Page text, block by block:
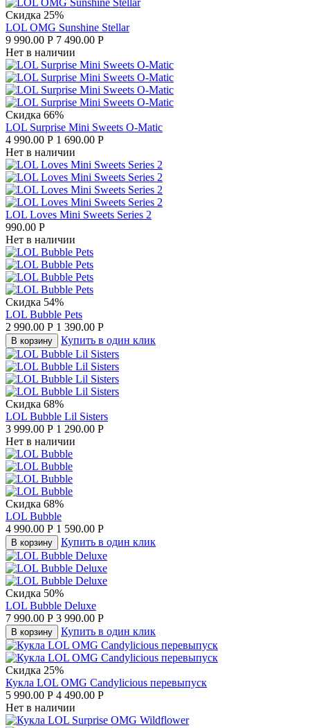
Скидка 25%
LOL OMG Sunshine Stellar
9 990.00 Р 7 490.00 Р
Нет в наличии
Скидка 66%
LOL Surprise Mini Sweets O-Matic
4 990.00 Р 1 690.00 Р
Нет в наличии
LOL Loves Mini Sweets Series 2
990.00 Р
Нет в наличии
Скидка 54%
LOL Bubble Pets
2 990.00 Р 1 390.00 Р
В корзину Купить в один клик
Скидка 68%
LOL Bubble Lil Sisters
3 999.00 Р 1 290.00 Р
Нет в наличии
Скидка 68%
LOL Bubble
4 990.00 Р 1 590.00 Р
В корзину Купить в один клик
Скидка 50%
LOL Bubble Deluxe
7 990.00 Р 3 990.00 Р
В корзину Купить в один клик
Скидка 25%
Кукла LOL OMG Candylicious перевыпуск
5 990.00 Р 4 490.00 Р
Нет в наличии